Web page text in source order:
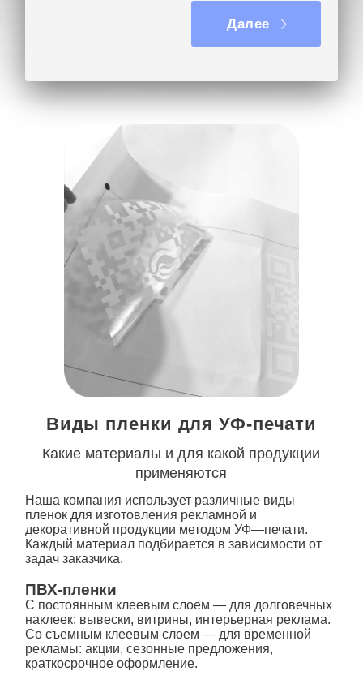
Далее
Виды пленки для УФ-печати
Какие материалы и для какой продукции
применяются
Наша компания использует различные виды
пленок для изготовления рекламной и
декоративной продукции методом УФ—печати.
Каждый материал подбирается в зависимости от
задач заказчика.
ПВХ-пленки
С постоянным клеевым слоем — для долговечных
наклеек: вывески, витрины, интерьерная реклама.
Со съемным клеевым слоем — для временной
рекламы: акции, сезонные предложения,
краткосрочное оформление.